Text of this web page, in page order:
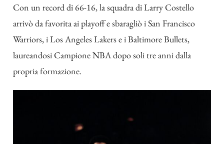
Con un record di 66-16, la squadra di Larry Costello
arrivò da favorita ai playoff e sbaragliò i San Francisco
Warriors, i Los Angeles Lakers e i Baltimore Bullets,
laureandosi Campione NBA dopo soli tre anni dalla
propria formazione.